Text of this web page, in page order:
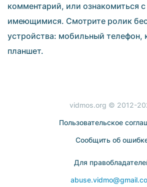
комментарий, или ознакомиться
имеющимися. Смотрите ролик
устройства: мобильный телефон,
планшет.
vidmos.org © 2012-
Пользовательское
Сообщить об
Для